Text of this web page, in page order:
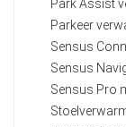
Park Assist
Parkeer
Sensus
Sensus
Sensus Pro